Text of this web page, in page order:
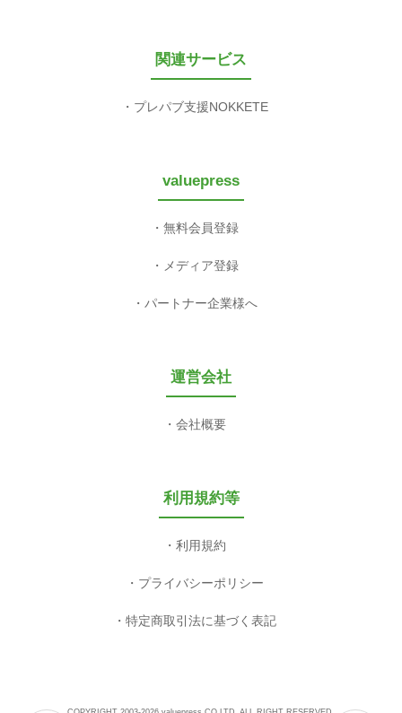
関連サービス
プレパブ支援NOKKETE
valuepress
無料会員登録
メディア登録
パートナー企業様へ
運営会社
会社概要
利用規約等
利用規約
プライバシーポリシー
特定商取引法に基づく表記